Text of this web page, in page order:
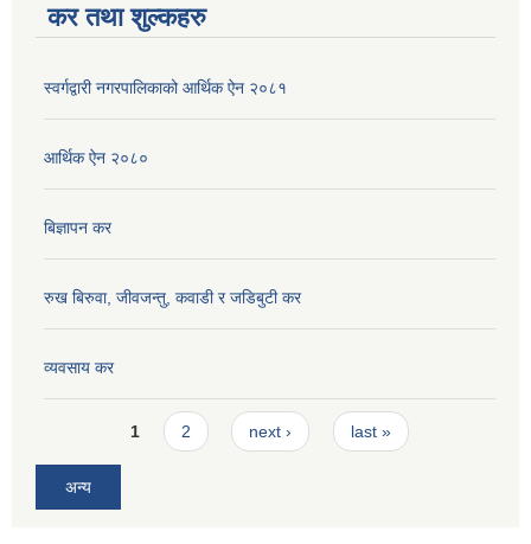
कर तथा शुल्कहरु
स्वर्गद्वारी नगरपालिकाको आर्थिक ऐन २०८१
आर्थिक ऐन २०८०
बिज्ञापन कर
रुख बिरुवा, जीवजन्तु, कवाडी र जडिबुटी कर
व्यवसाय कर
Pages1 2 next › last »
अन्य